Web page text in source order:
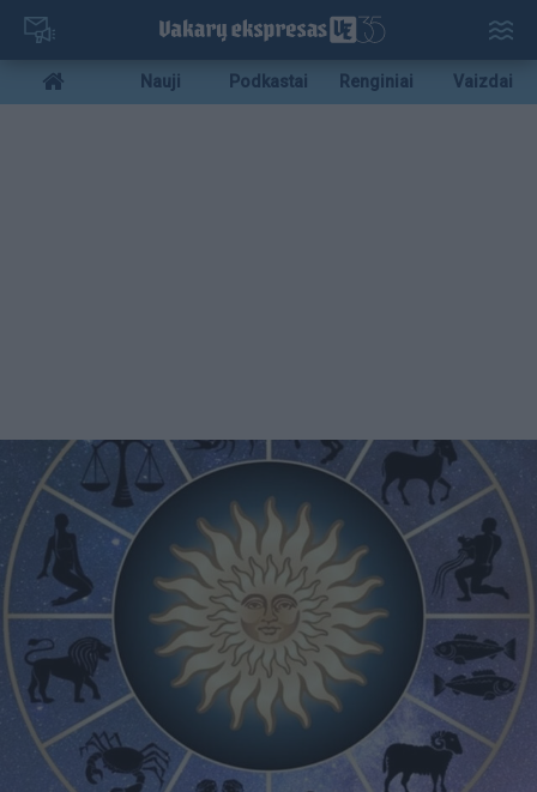
Pereiti
pagrindinį
turinį
Mobile
menu
Nauji Podkastai Renginiai Vaizdai